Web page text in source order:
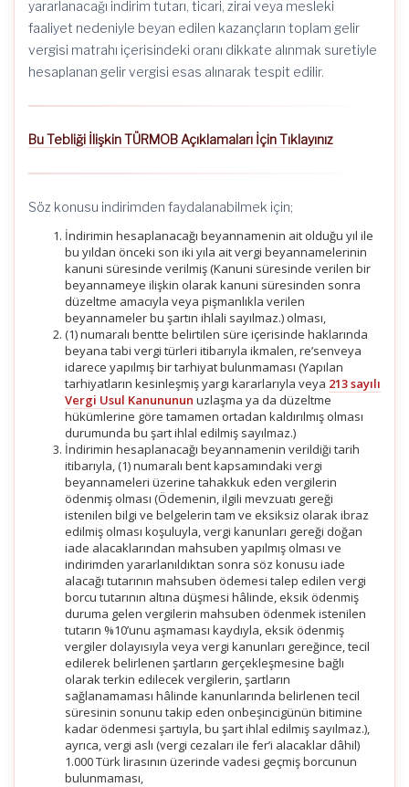
yararlanacağı indirim tutarı, ticari, zirai veya mesleki
faaliyet nedeniyle beyan edilen kazançların toplam gelir
vergisi matrahı içerisindeki oranı dikkate alınmak suretiyle
hesaplanan gelir vergisi esas alınarak tespit edilir.
Bu Tebliği İlişkin TÜRMOB Açıklamaları İçin Tıklayınız
Söz konusu indirimden faydalanabilmek için;
İndirimin hesaplanacağı beyannamenin ait olduğu yıl ile
bu yıldan önceki son iki yıla ait vergi beyannamelerinin
kanuni süresinde verilmiş (Kanuni süresinde verilen bir
beyannameye ilişkin olarak kanuni süresinden sonra
düzeltme amacıyla veya pişmanlıkla verilen
beyannameler bu şartın ihlali sayılmaz.) olması,
(1) numaralı bentte belirtilen süre içerisinde haklarında
beyana tabi vergi türleri itibarıyla ikmalen, re’senveya
idarece yapılmış bir tarhiyat bulunmaması (Yapılan
tarhiyatların kesinleşmiş yargı kararlarıyla veya 213 sayılı
Vergi Usul Kanununun uzlaşma ya da düzeltme
hükümlerine göre tamamen ortadan kaldırılmış olması
durumunda bu şart ihlal edilmiş sayılmaz.)
İndirimin hesaplanacağı beyannamenin verildiği tarih
itibarıyla, (1) numaralı bent kapsamındaki vergi
beyannameleri üzerine tahakkuk eden vergilerin
ödenmiş olması (Ödemenin, ilgili mevzuatı gereği
istenilen bilgi ve belgelerin tam ve eksiksiz olarak ibraz
edilmiş olması koşuluyla, vergi kanunları gereği doğan
iade alacaklarından mahsuben yapılmış olması ve
indirimden yararlanıldıktan sonra söz konusu iade
alacağı tutarının mahsuben ödemesi talep edilen vergi
borcu tutarının altına düşmesi hâlinde, eksik ödenmiş
duruma gelen vergilerin mahsuben ödenmek istenilen
tutarın %10’unu aşmaması kaydıyla, eksik ödenmiş
vergiler dolayısıyla veya vergi kanunları gereğince, tecil
edilerek belirlenen şartların gerçekleşmesine bağlı
olarak terkin edilecek vergilerin, şartların
sağlanamaması hâlinde kanunlarında belirlenen tecil
süresinin sonunu takip eden onbeşincigünün bitimine
kadar ödenmesi şartıyla, bu şart ihlal edilmiş sayılmaz.),
ayrıca, vergi aslı (vergi cezaları ile fer’i alacaklar dâhil)
1.000 Türk lirasının üzerinde vadesi geçmiş borcunun
bulunmaması,